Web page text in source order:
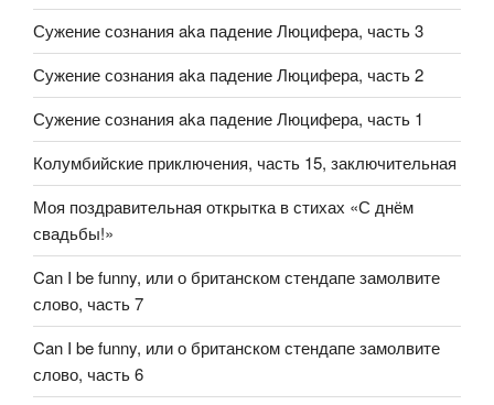
Сужение сознания aka падение Люцифера, часть 3
Сужение сознания aka падение Люцифера, часть 2
Сужение сознания aka падение Люцифера, часть 1
Колумбийские приключения, часть 15, заключительная
Моя поздравительная открытка в стихах «С днём
свадьбы!»
Can I be funny, или о британском стендапе замолвите
слово, часть 7
Can I be funny, или о британском стендапе замолвите
слово, часть 6